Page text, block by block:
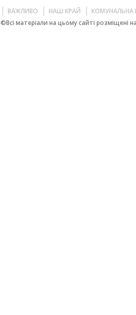
ВАЖЛИВО НАШ КРАЙ
КОМУНАЛЬНА
©Всі матеріали на цьому сайті розміщені